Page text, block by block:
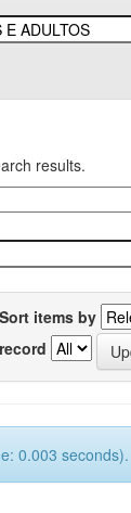
results.
Sort items by
0.003 seconds).